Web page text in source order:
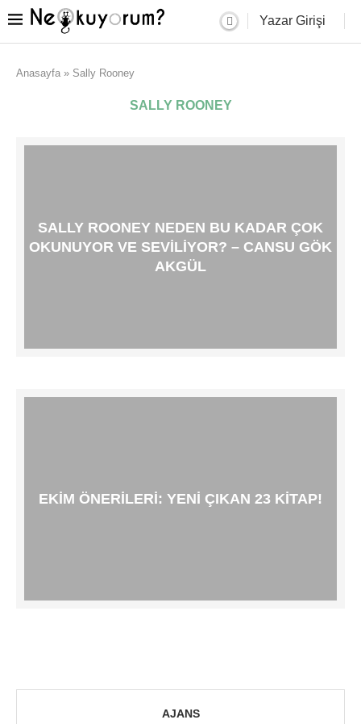
Yazar Girişi
Anasayfa » Sally Rooney
SALLY ROONEY
SALLY ROONEY NEDEN BU KADAR ÇOK
OKUNUYOR VE SEVILIYOR? – CANSU GÖK
AKGÜL
EKIM ÖNERILERI: YENI ÇIKAN 23 KITAP!
AJANS